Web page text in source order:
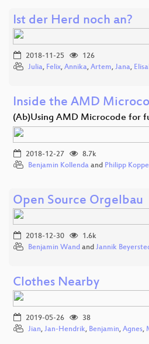
Ist der Herd noch an?
2018-11-25
126
Julia, Felix, Annika, Artem, Jana,
Inside the AMD
(Ab)Using AMD Microcode for
2018-12-27
8.7k
Benjamin Kollenda and Philipp Koppe
Open Source Orgelbau
2018-12-30
1.6k
Benjamin Wand and Jannik
Clothes Nearby
2019-05-26
38
Jian, Jan-Hendrik, Benjamin, Agnes,